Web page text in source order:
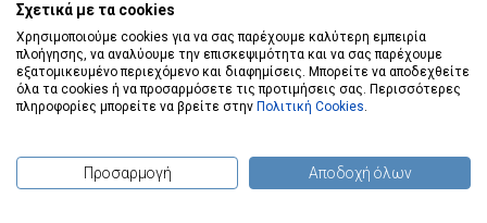
© 2020 - 2026 katiginetai.gr All Rights Reserved.
Σχετικά με τα cookies
Χρησιμοποιούμε cookies για να σας παρέχουμε καλύτερη εμπειρία
πλοήγησης, να αναλύουμε την επισκεψιμότητα και να σας παρέχουμε
εξατομικευμένο περιεχόμενο και διαφημίσεις. Μπορείτε να αποδεχθείτε
όλα τα cookies ή να προσαρμόσετε τις προτιμήσεις σας. Περισσότερες
πληροφορίες μπορείτε να βρείτε στην Πολιτική Cookies.
Προσαρμογή Αποδοχή όλων
(0) προϊόντα